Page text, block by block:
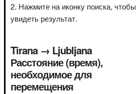
Нажмите на иконку поиска, чтобы
увидеть результат.
Tirana → Ljubljana
Расстояние (время),
необходимое для
перемещения